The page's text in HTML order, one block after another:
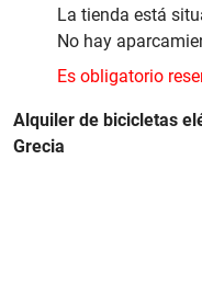
La tienda está
No hay
Es obligatorio
Alquiler de bicicletas
Grecia